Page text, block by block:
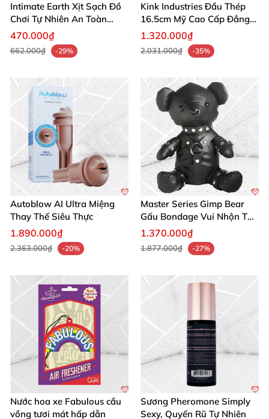
Intimate Earth Xịt Sạch Đồ
Chơi Tự Nhiên An Toàn
Hoàn Hảo
470.000₫
662.000₫ -29%
Kink Industries Đầu Thép
16.5cm Mỹ Cao Cấp Đẳng
Cấp
1.320.000₫
2.031.000₫ -35%
Autoblow AI Ultra Miệng
Thay Thế Siêu Thực
1.890.000₫
2.363.000₫ -20%
Master Series Gimp Bear
Gấu Bondage Vui Nhộn Táo
Bạo
1.370.000₫
1.877.000₫ -27%
Nước hoa xe Fabulous cầu
vồng tươi mát hấp dẫn
Sương Pheromone Simply
Sexy, Quyến Rũ Tự Nhiên